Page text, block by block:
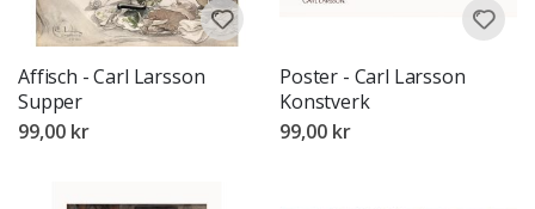
Affisch - Carl Larsson
Supper
99,00 kr
Poster - Carl Larsson
Konstverk
99,00 kr